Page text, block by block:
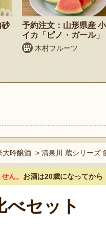
砂
予約注文：山形県産
イカ「ピノ・ガール」
木村フルーツ
大吟醸酒 > 清泉川 蔵シリーズ
ん。 お酒は20歳になってから
べセット